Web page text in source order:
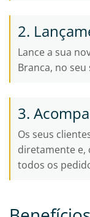
2.
Lance a sua
Branca, no
3.
Os seus
diretamente e,
todos os